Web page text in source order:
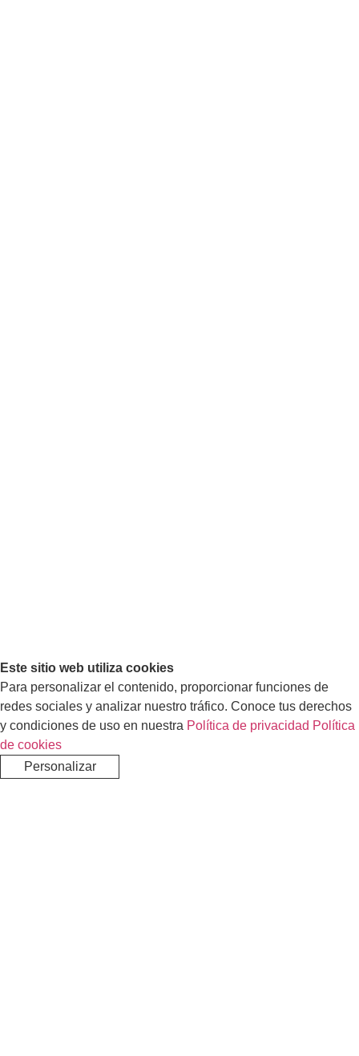
Este sitio web utiliza cookies
Para personalizar el contenido, proporcionar funciones de
redes sociales y analizar nuestro tráfico. Conoce tus derechos
y condiciones de uso en nuestra Política de privacidad Política
de cookies
Personalizar